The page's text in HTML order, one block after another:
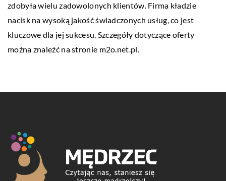
zdobyła wielu zadowolonych klientów. Firma kładzie
nacisk na wysoką jakość świadczonych usług, co jest
kluczowe dla jej sukcesu. Szczegóły dotyczące oferty
można znaleźć na stronie m2o.net.pl.